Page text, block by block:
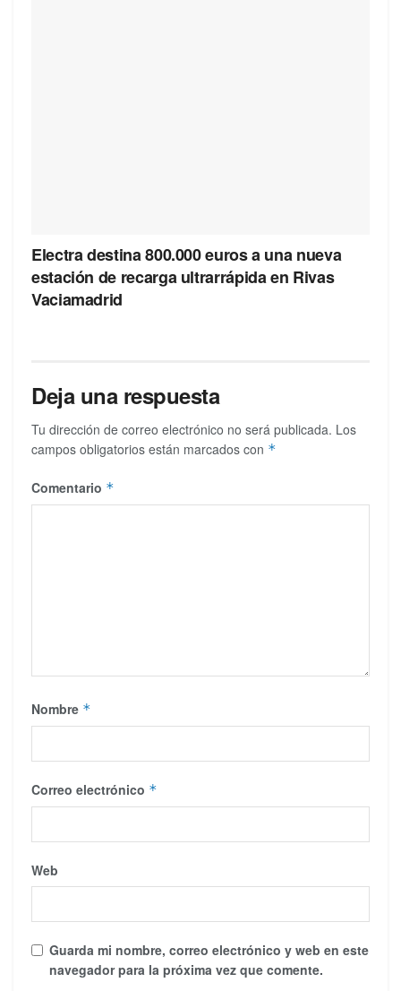
Electra destina 800.000 euros a una nueva
estación de recarga ultrarrápida en Rivas
Vaciamadrid
Deja una respuesta
Tu dirección de correo electrónico no será publicada. Los
campos obligatorios están marcados con *
Comentario *
Nombre *
Correo electrónico *
Web
Guarda mi nombre, correo electrónico y web en este
navegador para la próxima vez que comente.